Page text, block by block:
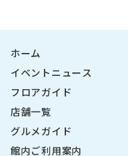
ホーム
イベントニュース
フロアガイド
店舗一覧
グルメガイド
館内ご利用案内